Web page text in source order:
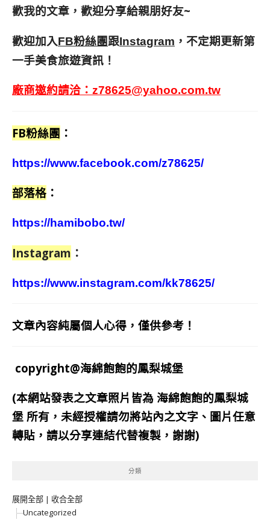
歡我的文章，歡迎分享給親朋好友~
歡迎加入FB粉絲團跟Instagram ，不定期更新第
一手美食旅遊資訊！
廠商邀約請洽： z78625@yahoo.com.tw
FB粉絲團 ：
https://www.facebook.com/z78625/
部落格 ：
https://hamibobo.tw/
Instagram ：
https://www.instagram.com/kk78625/
文章內容純屬個人心得，僅供參考！
copyright@海綿飽飽的鳳梨城堡
(本網站發表之文章照片皆為 海綿飽飽的鳳梨城
堡 所有，未經授權請勿將站內之文字、圖片任意
轉貼，請以分享連結代替複製，謝謝)
分類
展開全部 | 收合全部
Uncategorized